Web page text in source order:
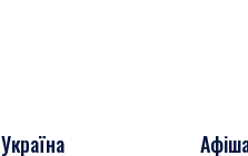
Україна